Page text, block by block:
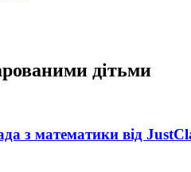
дітьми
з математики від